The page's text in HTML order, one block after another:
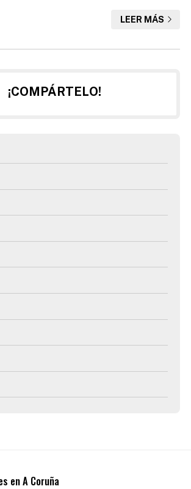
Desafío Vertical SL, empresa
un mantenimiento adecuado de la
LEER MÁS
¡COMPÁRTELO!
en A Coruña